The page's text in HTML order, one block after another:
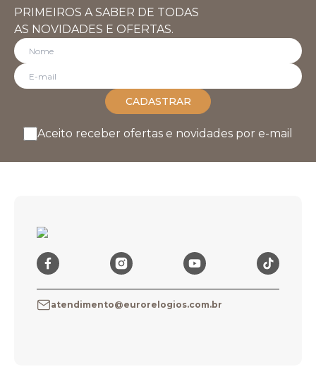
PRIMEIROS A SABER DE TODAS
AS NOVIDADES E OFERTAS.
CADASTRAR
Aceito receber ofertas e novidades por e-mail
atendimento@eurorelogios.com.br